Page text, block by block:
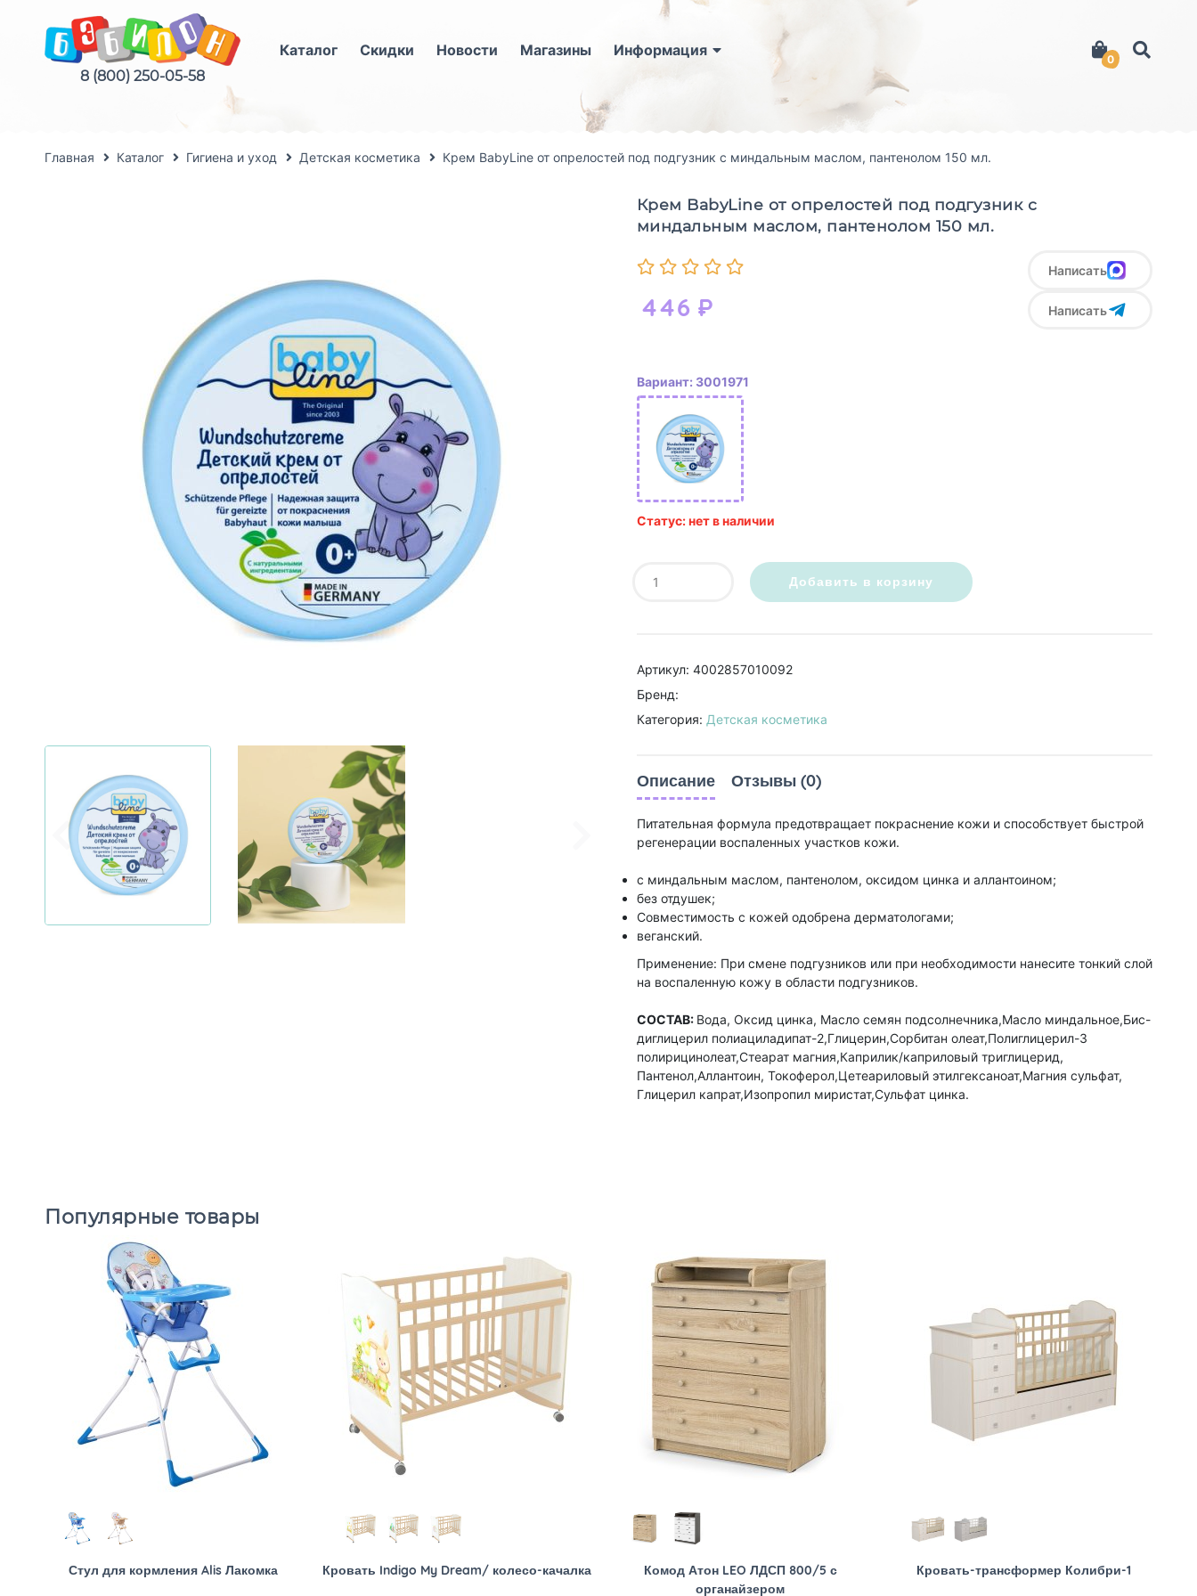
8 (800) 250-05-58
Каталог Скидки Новости Магазины Информация
0
Главная Каталог Гигиена и уход Детская косметика Крем BabyLine от опрелостей под подгузник с миндальным маслом, пантенолом 150 мл.
Крем BabyLine от опрелостей под подгузник с
миндальным маслом, пантенолом 150 мл.
446 ₽
Написать
Написать
Вариант: 3001971
Статус: нет в наличии
Добавить в корзину
Артикул: 4002857010092
Бренд:
Категория: Детская косметика
Описание Отзывы (0)
Питательная формула предотвращает покраснение кожи и способствует быстрой
регенерации воспаленных участков кожи.
с миндальным маслом, пантенолом, оксидом цинка и аллантоином;
без отдушек;
Совместимость с кожей одобрена дерматологами;
веганский.
Применение: При смене подгузников или при необходимости нанесите тонкий слой
на воспаленную кожу в области подгузников.
СОСТАВ: Вода, Оксид цинка, Масло семян подсолнечника,Масло миндальное,Бис-
диглицерил полиациладипат-2,Глицерин,Сорбитан олеат,Полиглицерил-3
полирицинолеат,Стеарат магния,Каприлик/каприловый триглицерид,
Пантенол,Аллантоин, Токоферол,Цетеариловый этилгексаноат,Магния сульфат,
Глицерил капрат,Изопропил миристат,Сульфат цинка.
Популярные товары
Стул для кормления Alis Лакомка Кровать Indigo My Dream/ колесо-качалка
Комод Атон LEO ЛДСП 800/5 с
органайзером
Кровать-трансформер Колибри-1